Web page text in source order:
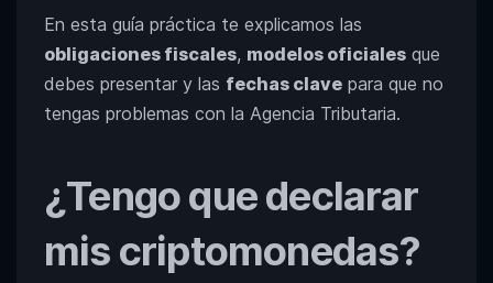
En esta guía práctica te explicamos las
obligaciones fiscales, modelos oficiales que
debes presentar y las fechas clave para que no
tengas problemas con la Agencia Tributaria.
¿Tengo que declarar
mis criptomonedas?